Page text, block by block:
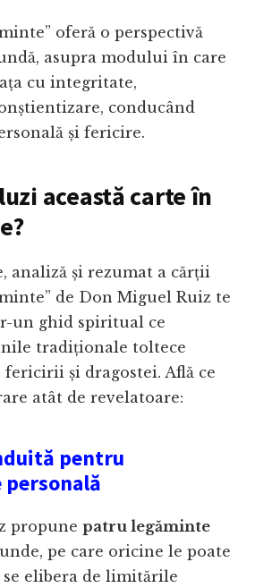
oferă o perspectivă
asupra modului în care
cu integritate,
conducând
și fericire.
această carte în
analiză și rezumat a cărții
de Don Miguel Ruiz te
un ghid spiritual ce
tradiționale toltece
și dragostei. Află ce
atât de revelatoare:
pentru
propunepatru legăminte
pe care oricine le poate
elibera de limitările